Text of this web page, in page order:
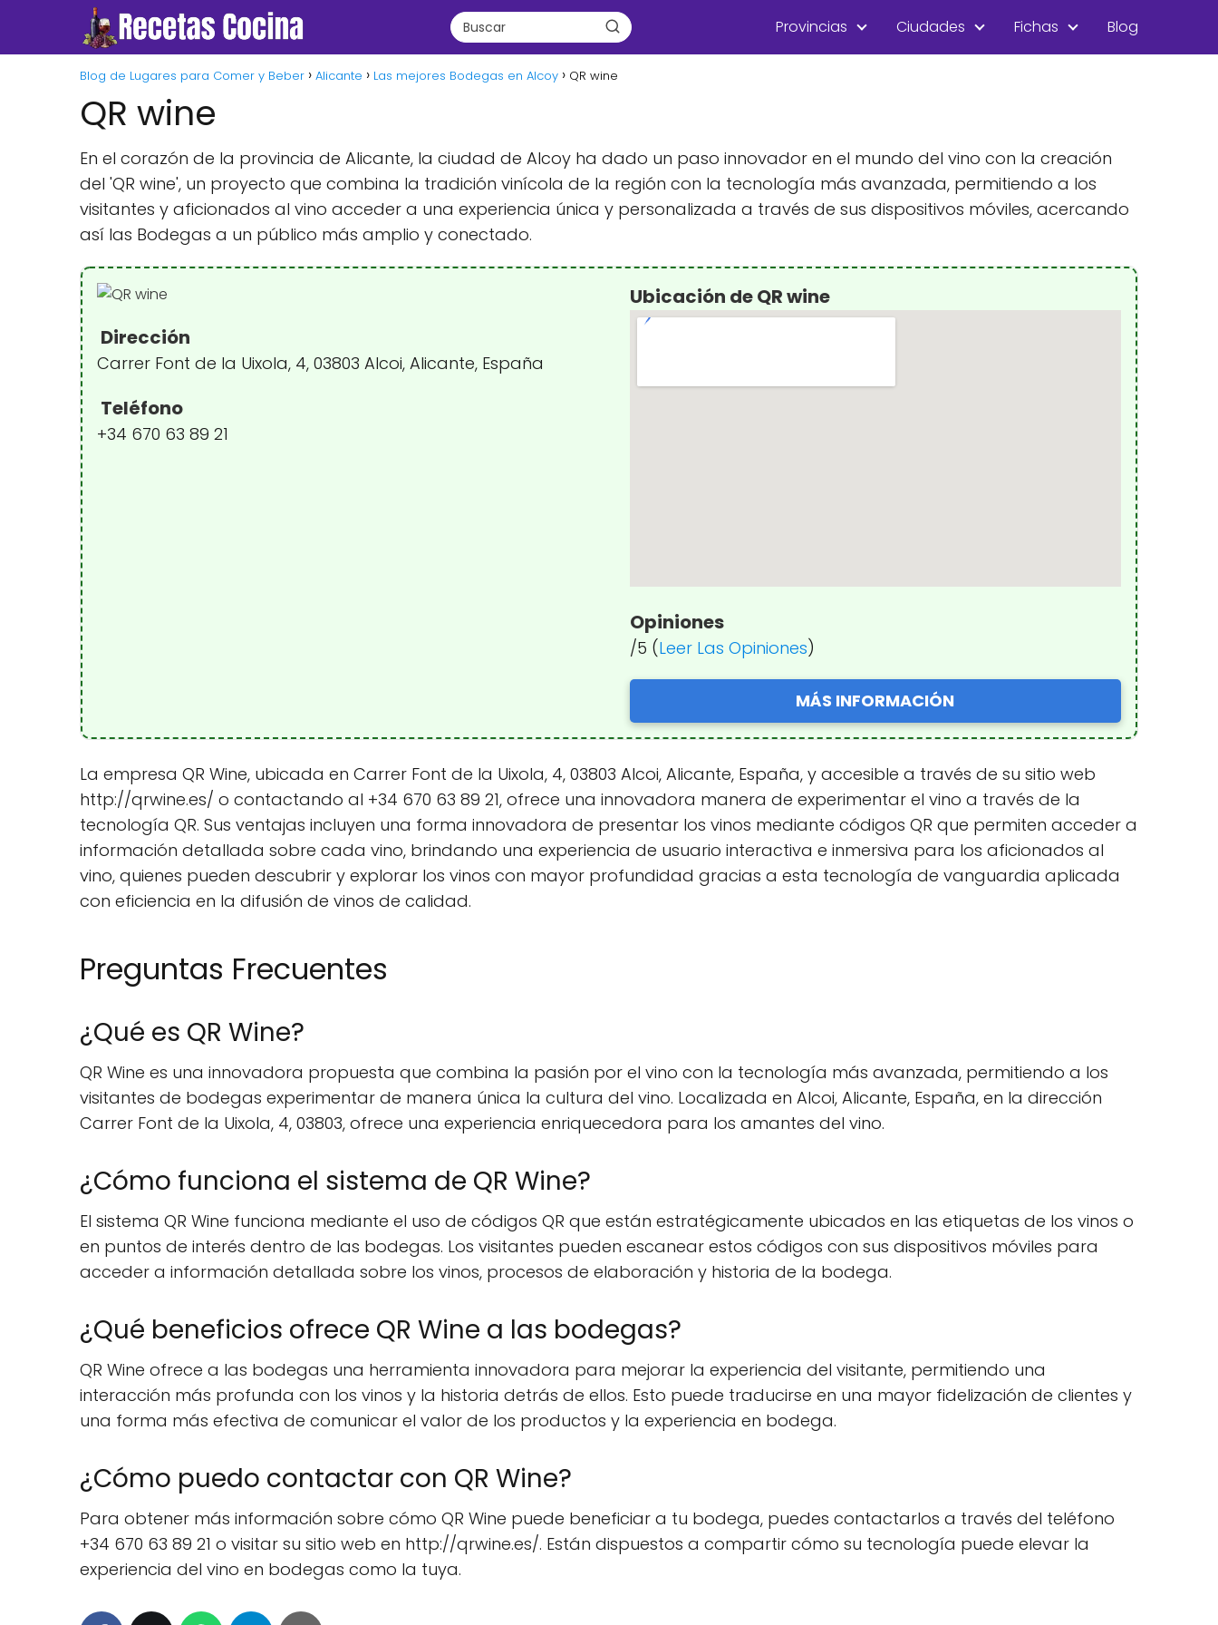
Provincias Ciudades Fichas Blog
Blog de Lugares para Comer y Beber Alicante Las mejores Bodegas en Alcoy QR wine
QR wine
En el corazón de la provincia de Alicante, la ciudad de Alcoy ha dado un paso innovador en el mundo del vino con la creación
del 'QR wine', un proyecto que combina la tradición vinícola de la región con la tecnología más avanzada, permitiendo a los
visitantes y aficionados al vino acceder a una experiencia única y personalizada a través de sus dispositivos móviles, acercando
así las Bodegas a un público más amplio y conectado.
Dirección
Carrer Font de la Uixola, 4, 03803 Alcoi, Alicante, España
Teléfono
+34 670 63 89 21
Ubicación de QR wine
Opiniones
/5 (Leer Las Opiniones)
MÁS INFORMACIÓN
La empresa QR Wine, ubicada en Carrer Font de la Uixola, 4, 03803 Alcoi, Alicante, España, y accesible a través de su sitio web
http://qrwine.es/ o contactando al +34 670 63 89 21, ofrece una innovadora manera de experimentar el vino a través de la
tecnología QR. Sus ventajas incluyen una forma innovadora de presentar los vinos mediante códigos QR que permiten acceder a
información detallada sobre cada vino, brindando una experiencia de usuario interactiva e inmersiva para los aficionados al
vino, quienes pueden descubrir y explorar los vinos con mayor profundidad gracias a esta tecnología de vanguardia aplicada
con eficiencia en la difusión de vinos de calidad.
Preguntas Frecuentes
¿Qué es QR Wine?
QR Wine es una innovadora propuesta que combina la pasión por el vino con la tecnología más avanzada, permitiendo a los
visitantes de bodegas experimentar de manera única la cultura del vino. Localizada en Alcoi, Alicante, España, en la dirección
Carrer Font de la Uixola, 4, 03803, ofrece una experiencia enriquecedora para los amantes del vino.
¿Cómo funciona el sistema de QR Wine?
El sistema QR Wine funciona mediante el uso de códigos QR que están estratégicamente ubicados en las etiquetas de los vinos o
en puntos de interés dentro de las bodegas. Los visitantes pueden escanear estos códigos con sus dispositivos móviles para
acceder a información detallada sobre los vinos, procesos de elaboración y historia de la bodega.
¿Qué beneficios ofrece QR Wine a las bodegas?
QR Wine ofrece a las bodegas una herramienta innovadora para mejorar la experiencia del visitante, permitiendo una
interacción más profunda con los vinos y la historia detrás de ellos. Esto puede traducirse en una mayor fidelización de clientes y
una forma más efectiva de comunicar el valor de los productos y la experiencia en bodega.
¿Cómo puedo contactar con QR Wine?
Para obtener más información sobre cómo QR Wine puede beneficiar a tu bodega, puedes contactarlos a través del teléfono
+34 670 63 89 21 o visitar su sitio web en http://qrwine.es/. Están dispuestos a compartir cómo su tecnología puede elevar la
experiencia del vino en bodegas como la tuya.